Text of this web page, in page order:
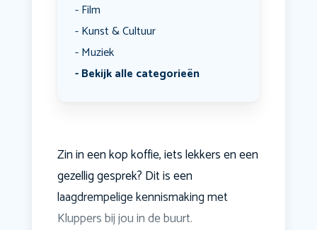
Film
Kunst & Cultuur
Muziek
Bekijk alle categorieën
Zin in een kop koffie, iets lekkers en een
gezellig gesprek? Dit is een
laagdrempelige kennismaking met
Kluppers bij jou in de buurt.